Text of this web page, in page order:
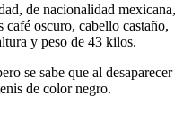
de nacionalidad mexicana,
oscuro, cabello castaño,
y peso de 43 kilos.
se sabe que al desaparecer
de color negro.